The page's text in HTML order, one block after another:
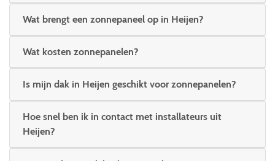
Wat brengt een zonnepaneel op in Heijen?
Wat kosten zonnepanelen?
Is mijn dak in Heijen geschikt voor zonnepanelen?
Hoe snel ben ik in contact met installateurs uit
Heijen?